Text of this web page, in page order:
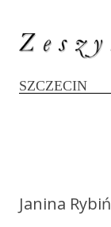
SZCZECIN
Janina